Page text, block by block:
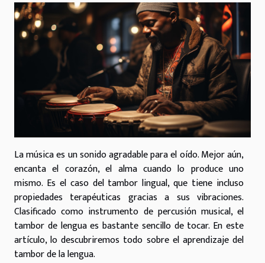
La música es un sonido agradable para el oído. Mejor aún,
encanta el corazón, el alma cuando lo produce uno
mismo. Es el caso del tambor lingual, que tiene incluso
propiedades terapéuticas gracias a sus vibraciones.
Clasificado como instrumento de percusión musical, el
tambor de lengua es bastante sencillo de tocar. En este
artículo, lo descubriremos todo sobre el aprendizaje del
tambor de la lengua.